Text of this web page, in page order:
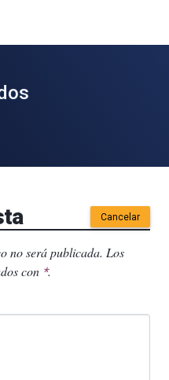
Cancelar
no será publicada. Los
con *.